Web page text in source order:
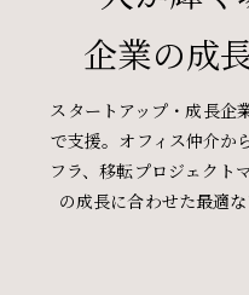
企業の成
スタートアップ・成長企
で支援。 オフィス仲介か
フラ、移転プロジェクト
の成長に合わせた最適